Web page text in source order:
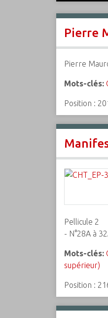
Pierre
Pierre
Mots-clés:
Position :
Pellicule 2
- N°28A à
Mots-clés:
supérieur)
Position :